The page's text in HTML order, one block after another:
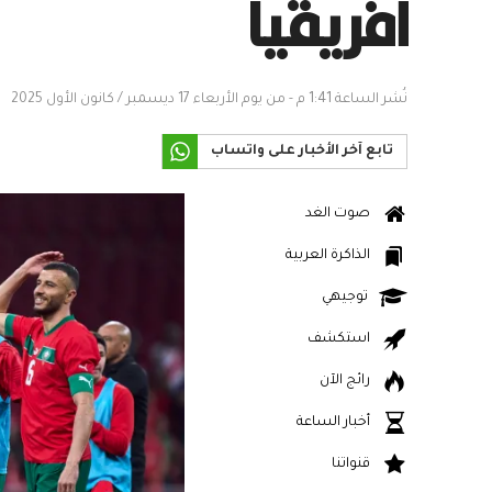
نُشر الساعة 1:41 م - من يوم الأربعاء 17 ديسمبر / كانون الأول 2025
تابع آخر الأخبار على واتساب
صوت الغد
الذاكرة العربية
توجيهي
استكشف
رائج الآن
أخبار الساعة
قنواتنا